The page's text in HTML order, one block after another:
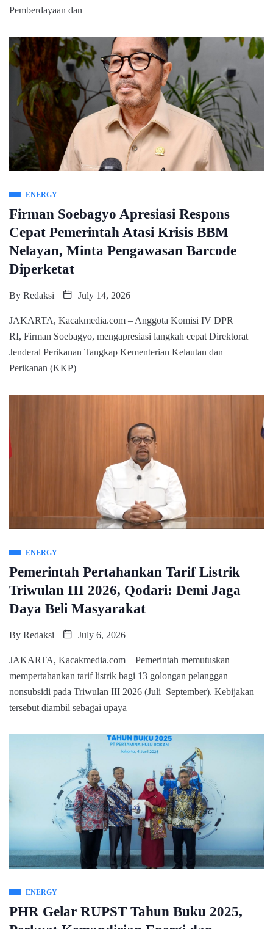
Pemberdayaan dan
ENERGY
Firman Soebagyo Apresiasi Respons
Cepat Pemerintah Atasi Krisis BBM
Nelayan, Minta Pengawasan Barcode
Diperketat
By Redaksi July 14, 2026
JAKARTA, Kacakmedia.com – Anggota Komisi IV DPR
RI, Firman Soebagyo, mengapresiasi langkah cepat Direktorat
Jenderal Perikanan Tangkap Kementerian Kelautan dan
Perikanan (KKP)
ENERGY
Pemerintah Pertahankan Tarif Listrik
Triwulan III 2026, Qodari: Demi Jaga
Daya Beli Masyarakat
By Redaksi July 6, 2026
JAKARTA, Kacakmedia.com – Pemerintah memutuskan
mempertahankan tarif listrik bagi 13 golongan pelanggan
nonsubsidi pada Triwulan III 2026 (Juli–September). Kebijakan
tersebut diambil sebagai upaya
ENERGY
PHR Gelar RUPST Tahun Buku 2025,